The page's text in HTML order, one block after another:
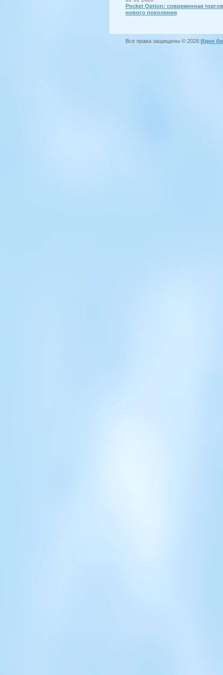
Pocket Option: современная
нового поколения
Все права защищены © 2026 Идеи